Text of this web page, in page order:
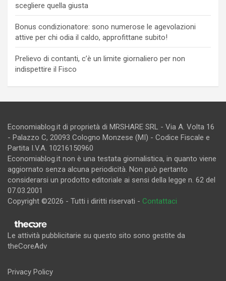
scegliere quella giusta
Bonus condizionatore: sono numerose le agevolazioni
attive per chi odia il caldo, approfittane subito!
Prelievo di contanti, c’è un limite giornaliero per non
indispettire il Fisco
Economiablog.it di proprietà di MRSHARE SRL - Via A. Volta 16
- Palazzo C, 20093 Cologno Monzese (MI) - Codice Fiscale e
Partita I.V.A. 10216150960
Economiablog.it non è una testata giornalistica, in quanto viene
aggiornato senza alcuna periodicità. Non può pertanto
considerarsi un prodotto editoriale ai sensi della legge n. 62 del
07.03.2001
Copyright ©2026 - Tutti i diritti riservati - Contattaci
Le attività pubblicitarie su questo sito sono gestite da
theCoreAdv
Privacy Policy